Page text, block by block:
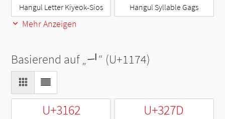
Hangul Letter Kiyeok-Sios Hangul Syllable Gags
Mehr Anzeigen
Basierend auf „ᅴ“ (U+1174)
U+3162 U+327D